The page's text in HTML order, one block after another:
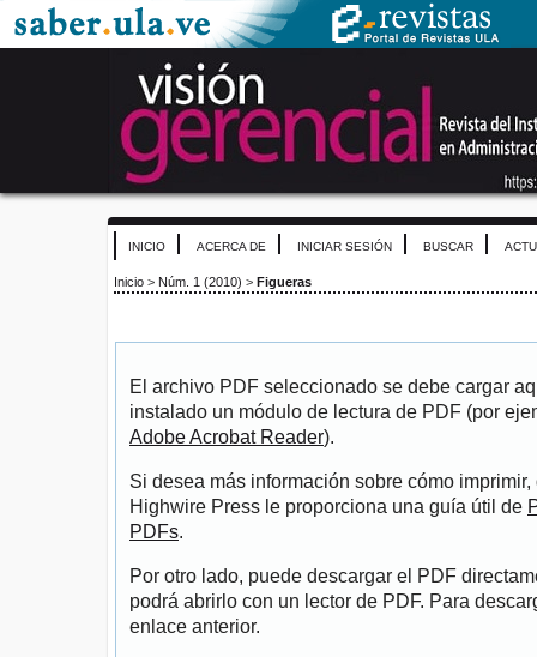
INICIO ACERCA DE INICIAR SESIÓN BUSCAR
Inicio > Núm. 1 (2010) > Figueras
El archivo PDF seleccionado se debe cargar
instalado un módulo de lectura de PDF (por
Adobe Acrobat Reader).
Si desea más información sobre cómo
Highwire Press le proporciona una guía útil de
PDFs.
Por otro lado, puede descargar el PDF
podrá abrirlo con un lector de PDF. Para
enlace anterior.